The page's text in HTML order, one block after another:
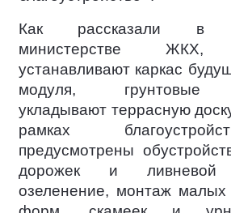
Как рассказали в
министерстве ЖКХ,
устанавливают каркас
модуля, грунтовые
укладывают террасную
рамках
предусмотрены
дорожек и ливневой
озеленение, монтаж малых